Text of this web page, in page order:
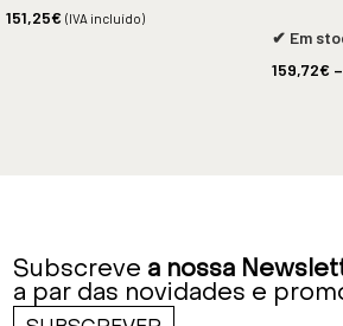
151,25€ (IVA incluído)
✔ Em
159,72€ –
Subscreve a nossa
a par das novidades e